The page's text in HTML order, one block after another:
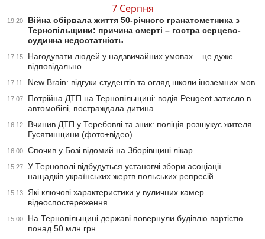
7 Серпня
19:20
Війна обірвала життя 50-річного гранатометника з
Тернопільщини: причина смерті – гостра серцево-
судинна недостатність
17:15
Нагодувати людей у надзвичайних умовах – це дуже
відповідально
17:11 New Brain: відгуки студентів та огляд школи іноземних мов
17:07
Потрійна ДТП на Тернопільщині: водія Peugeot затисло в
автомобілі, постраждала дитина
16:12
Вчинив ДТП у Теребовлі та зник: поліція розшукує жителя
Гусятинщини (фото+відео)
16:00 Спочив у Бозі відомий на Зборівщині лікар
15:27
У Тернополі відбудуться установчі збори асоціації
нащадків українських жертв польських репресій
15:13
Які ключові характеристики у вуличних камер
відеоспостереження
15:00
На Тернопільщині державі повернули будівлю вартістю
понад 50 млн грн